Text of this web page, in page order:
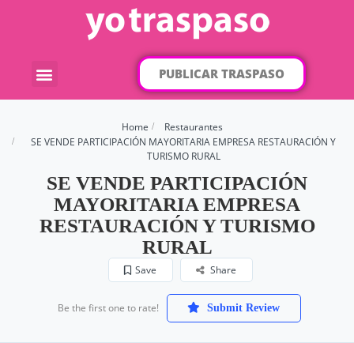
PUBLICAR TRASPASO
Home
Restaurantes
SE VENDE PARTICIPACIÓN MAYORITARIA EMPRESA RESTAURACIÓN Y
TURISMO RURAL
SE VENDE PARTICIPACIÓN
MAYORITARIA EMPRESA
RESTAURACIÓN Y TURISMO
RURAL
Save Share
Be the first one to rate! Submit Review